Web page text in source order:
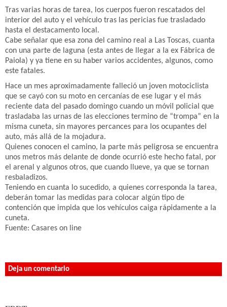
Tras varias horas de tarea, los cuerpos fueron rescatados del
interior del auto y el vehículo tras las pericias fue trasladado
hasta el destacamento local.
Cabe señalar que esa zona del camino real a Las Toscas, cuanta
con una parte de laguna (esta antes de llegar a la ex Fábrica de
Paiola) y ya tiene en su haber varios accidentes, algunos, como
este fatales.
Hace un mes aproximadamente falleció un joven motociclista
que se cayó con su moto en cercanías de ese lugar y el más
reciente data del pasado domingo cuando un móvil policial que
trasladaba las urnas de las elecciones termino de “trompa” en la
misma cuneta, sin mayores percances para los ocupantes del
auto, más allá de la mojadura.
Quienes conocen el camino, la parte más peligrosa se encuentra
unos metros más delante de donde ocurrió este hecho fatal, por
el arenal y algunos otros, que cuando llueve, ya que se tornan
resbaladizos.
Teniendo en cuanta lo sucedido, a quienes corresponda la tarea,
deberán tomar las medidas para colocar algún tipo de
contención que impida que los vehículos caiga rápidamente a la
cuneta.
Fuente: Casares on line
Deja un comentario